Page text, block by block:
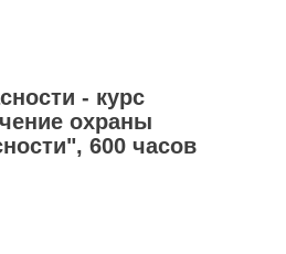
- курс
охраны
600 часов